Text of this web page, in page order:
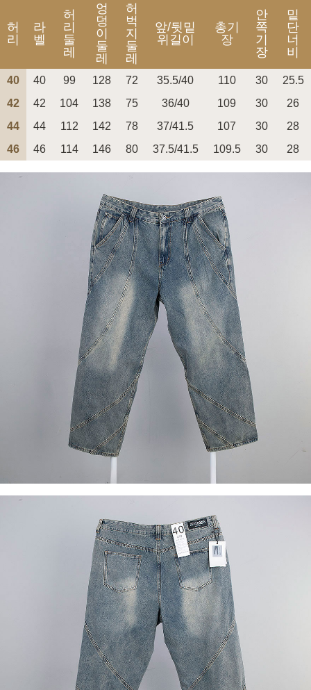
페이코 ID로 페
PAYCO 바로구매
허
리
라
벨
허
리
둘
레
엉
덩
이
둘
레
허
벅
지
둘
레
앞/뒷밑
위길이
총기
장
안
쪽
기
장
밑
단
너
비
40 40 99 128 72 35.5/40 110 30
25.5
42
42 104 138 75 36/40 109 30
26
44
44 112 142 78 37/41.5 107 30
28
46
46 114 146 80 37.5/41.5 109.5 30 28